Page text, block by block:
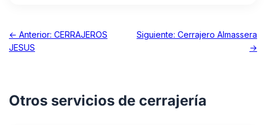
← Anterior: CERRAJEROS
JESUS
Siguiente: Cerrajero Almassera
→
Otros servicios de cerrajería